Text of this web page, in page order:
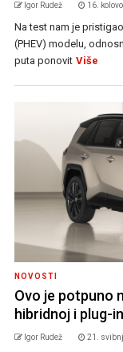
Igor Rudež 16.
Na test nam je
(PHEV) modelu,
puta ponovit Više
NOVOSTI
Ovo je potpuno
hibridnoj i plug-
Igor Rudež 21.